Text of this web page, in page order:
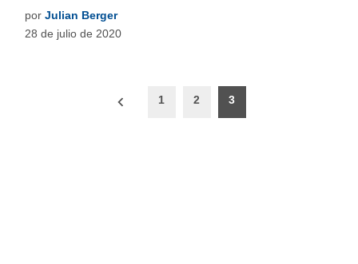
por Julian Berger
28 de julio de 2020
Paginación
1 2 3